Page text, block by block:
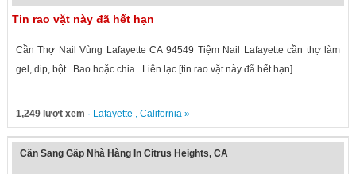
Tin rao vặt này đã hết hạn
Cần Thợ Nail Vùng Lafayette CA 94549 Tiệm Nail Lafayette cần thợ làm
gel, dip, bột. Bao hoặc chia. Liên lạc [tin rao vặt này đã hết hạn]
1,249 lượt xem · Lafayette , California»
Cần Sang Gấp Nhà Hàng In Citrus Heights, CA